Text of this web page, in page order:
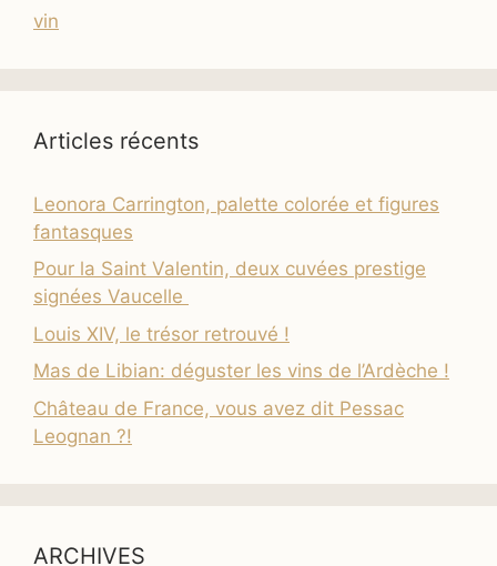
vin
Articles récents
Leonora Carrington, palette colorée et figures
fantasques
Pour la Saint Valentin, deux cuvées prestige
signées Vaucelle
Louis XIV, le trésor retrouvé !
Mas de Libian: déguster les vins de l’Ardèche !
Château de France, vous avez dit Pessac
Leognan ?!
ARCHIVES